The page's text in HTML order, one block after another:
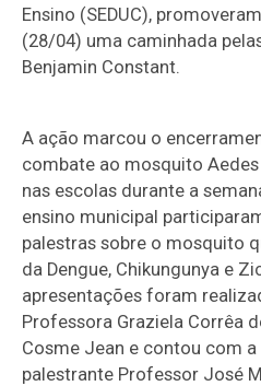
Ensino (SEDUC),
(28/04) uma caminhada
Benjamin Constant.
A ação marcou o
combate ao mosquito
nas escolas durante a
ensino municipal
palestras sobre o mosquito
da Dengue, Chikungunya e
apresentações foram
Professora Graziela Corrêa
Cosme Jean e contou com
palestrante Professor José